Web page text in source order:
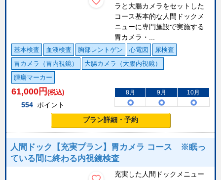
ラと大腸カメラをセットした
コース基本的な人間ドックメ
ニューに専門施設で実施する
胃カメラ・...
基本検査 血液検査 胸部レントゲン 心電図
尿検査
胃カメラ（胃内視鏡）
大腸カメラ（大腸内視鏡）
腫瘍マーカー
61,000 円 (税込)
554 ポイント
8月 9月 10月
プラン詳細・予約
人間ドック【充実プラン】胃カメラ コース ※眠っ
ている間に終わる内視鏡検査
充実した人間ドックメニュー